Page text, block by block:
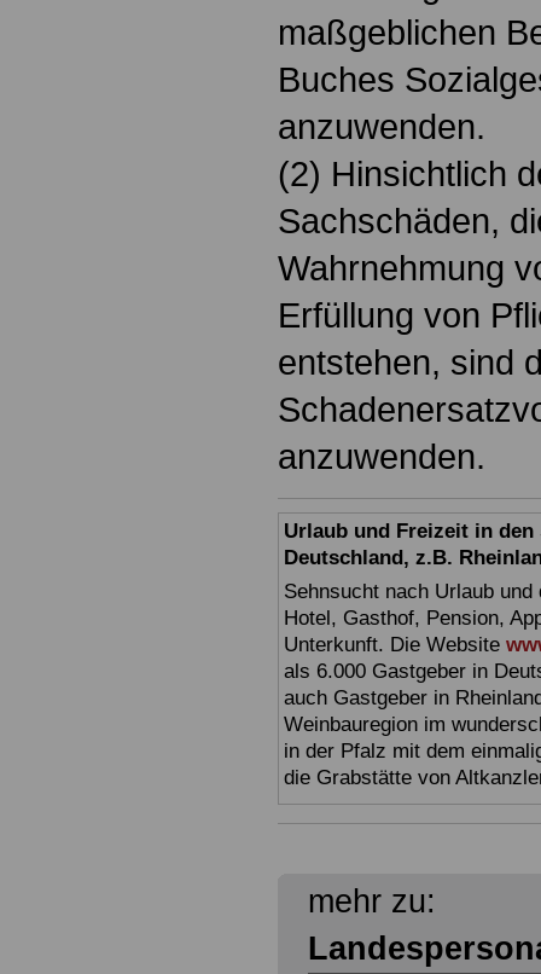
maßgeblichen
Buches
anzuwenden.
(2) Hinsichtlich
Sachschäden,
Wahrnehmung
Erfüllung von
entstehen, sind
anzuwenden.
Urlaub und Freizeit in
Deutschland, z.B.
Sehnsucht nach Urlaub
Hotel, Gasthof, Pension,
Unterkunft. Die Website
als 6.000 Gastgeber in
auch Gastgeber in
Weinbauregion im
in der Pfalz mit dem
die Grabstätte von
mehr zu: